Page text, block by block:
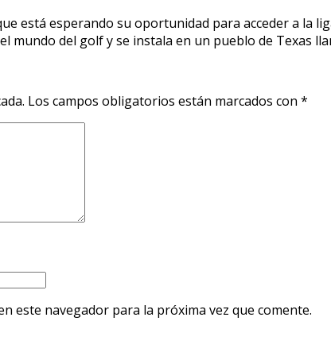
está esperando su oportunidad para acceder a la
mundo del golf y se instala en un pueblo de Texas
Los campos obligatorios están marcados con *
este navegador para la próxima vez que comente.